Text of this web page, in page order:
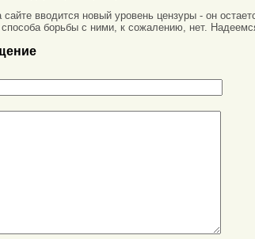
сайте вводится новый уровень цензуры - он
способа борьбы с ними, к сожалению, нет.